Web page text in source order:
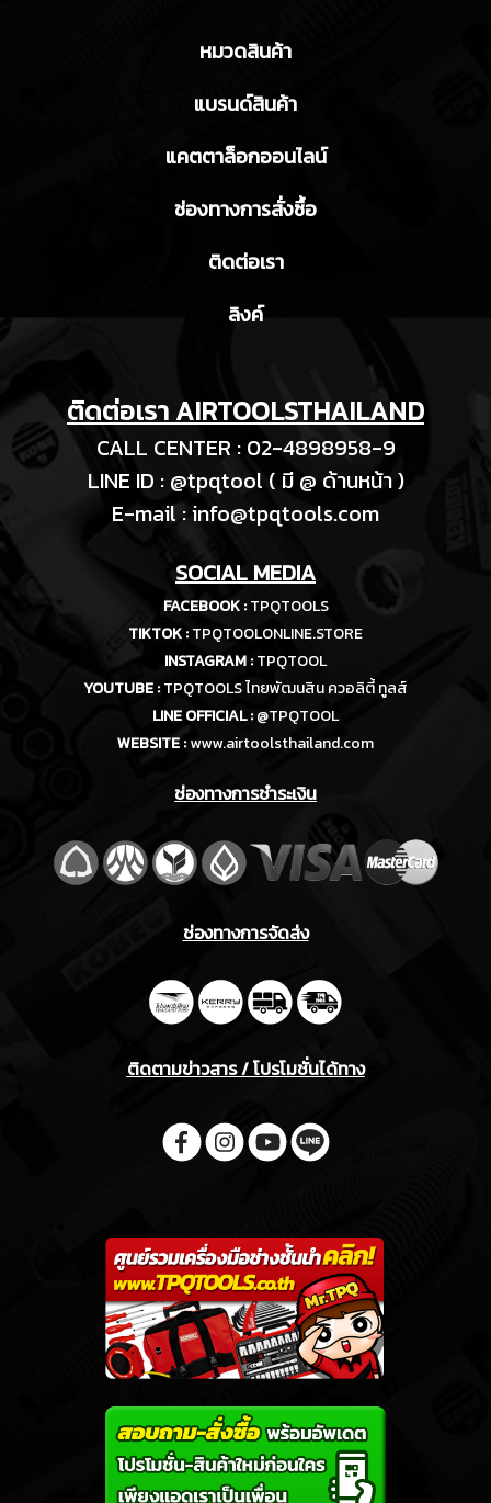
หมวดสินค้า
แบรนด์สินค้า
แคตตาล็อกออนไลน์
ช่องทางการสั่งซื้อ
ติดต่อเรา
ลิงค์
ติดต่อเรา AIRTOOLSTHAILAND
CALL CENTER : 02-4898958-9
LINE ID : @tpqtool ( มี @ ด้านหน้า )
E-mail :info@tpqtools.com
SOCIAL MEDIA
FACEBOOK : TPQTOOLS
TIKTOK :TPQTOOLONLINE.STORE
INSTAGRAM :TPQTOOL
YOUTUBE :TPQTOOLS ไทยพัฒนสิน ควอลิตี้ ทูลส์
LINE OFFICIAL :@TPQTOOL
WEBSITE :www.airtoolsthailand.com
ช่องทางการชำระเงิน
ช่องทางการจัดส่ง
ติดตามข่าวสาร / โปรโมชั่นได้ทาง